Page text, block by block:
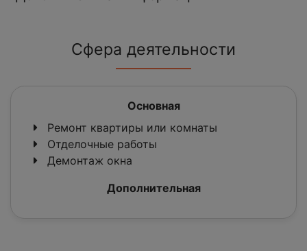
Сфера деятельности
Основная
Ремонт квартиры или комнаты
Отделочные работы
Демонтаж окна
Дополнительная